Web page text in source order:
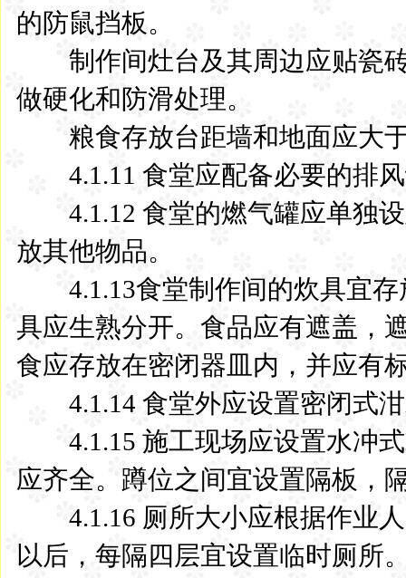
的防鼠挡板。
制作间灶台及其周边应贴瓷砖
做硬化和防滑处理。
粮食存放台距墙和地面应大
4.1.11 食堂应配备必要的排风
4.1.12 食堂的燃气罐应单独设
放其他物品。
4.1.13食堂制作间的炊具宜存
具应生熟分开。食品应有遮盖，
食应存放在密闭器皿内，并应有
4.1.14 食堂外应设置密闭式泔
4.1.15 施工现场应设置水冲式
应齐全。蹲位之间宜设置隔板，
4.1.16 厕所大小应根据作业人
以后，每隔四层宜设置临时厕所